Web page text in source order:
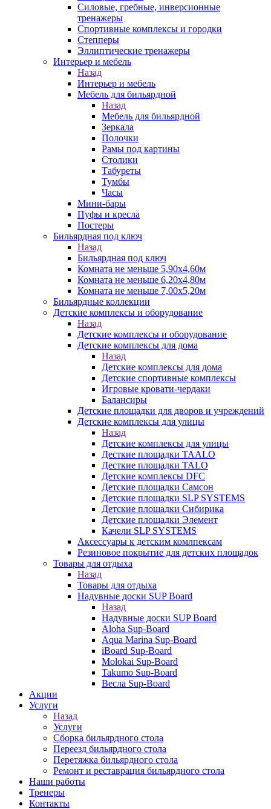
Силовые, гребные, инверсионные
тренажеры
Спортивные комплексы и городки
Степперы
Эллиптические тренажеры
Интерьер и мебель
Назад
Интерьер и мебель
Мебель для бильярдной
Назад
Мебель для бильярдной
Зеркала
Полочки
Рамы под картины
Столики
Табуреты
Тумбы
Часы
Мини-бары
Пуфы и кресла
Постеры
Бильярдная под ключ
Назад
Бильярдная под ключ
Комната не меньше 5,90х4,60м
Комната не меньше 6,20х4,80м
Комната не меньше 7,00х5,20м
Бильярдные коллекции
Детские комплексы и оборудование
Назад
Детские комплексы и оборудование
Детские комплексы для дома
Назад
Детские комплексы для дома
Детские спортивные комплексы
Игровые кровати-чердаки
Балансиры
Детские площадки для дворов и учреждений
Детские комплексы для улицы
Назад
Детские комплексы для улицы
Десткие площадки TAALO
Десткие площадки TALO
Детские комплексы DFC
Детские площадки Самсон
Детские площадки SLP SYSTEMS
Детские площадки Сибирика
Детские площадки Элемент
Качели SLP SYSTEMS
Аксессуары к детским комлпексам
Резиновое покрытие для детских площадок
Товары для отдыха
Назад
Товары для отдыха
Надувные доски SUP Board
Назад
Надувные доски SUP Board
Aloha Sup-Board
Aqua Marina Sup-Board
iBoard Sup-Board
Molokai Sup-Board
Takumo Sup-Board
Весла Sup-Board
Акции
Услуги
Назад
Услуги
Сборка бильярдного стола
Переезд бильярдного стола
Перетяжка бильярдного стола
Ремонт и реставрация бильярдного стола
Наши работы
Тренеры
Контакты